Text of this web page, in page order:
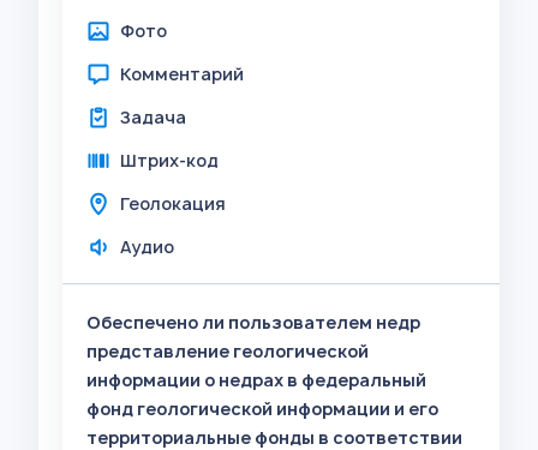
Фото
Комментарий
Задача
Штрих-код
Геолокация
Аудио
Обеспечено ли пользователем недр
представление геологической
информации о недрах в федеральный
фонд геологической информации и его
территориальные фонды в соответствии